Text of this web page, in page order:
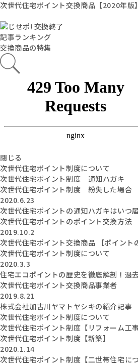
次世代住宅ポイント交換商品【2020年版
記事ランキング
交換商品の特集
閉じる
次世代住宅ポイント制度について
次世代住宅ポイント制度 通知ハガキ
次世代住宅ポイント制度 紛失した場合
2020.6.23
次世代住宅ポイントの通知ハガキはいつ
次世代住宅ポイントのポイント交換方法
2019.10.2
次世代住宅ポイント交換商品 【ポイント
次世代住宅ポイント制度について
2020.3.3
住宅エコポイントの歴史を徹底解剖！過
次世代住宅ポイント交換商品事業者
2019.8.21
株式会社加古川ヤマトヤシキの紹介記事
次世代住宅ポイント制度について
次世代住宅ポイント制度【リフォーム工事
次世代住宅ポイント制度【新築】
2020.1.14
次世代住宅ポイント制度【二世帯住宅につ